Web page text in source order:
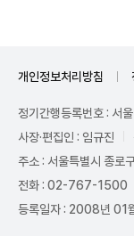
개인정보처리방침
정기간행등록번호 : 서
사장·편집인 : 임규진
주소 : 서울특별시 종
전화 : 02-767-1500
등록일자 : 2008년 01